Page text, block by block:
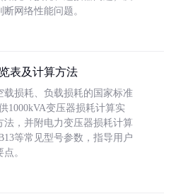
网络性能问题。
表及计算方法
损耗、负载损耗的国家标准
1000kVA变压器损耗计算实
，并附电力变压器损耗计算
等常见型号参数，指导用户
。